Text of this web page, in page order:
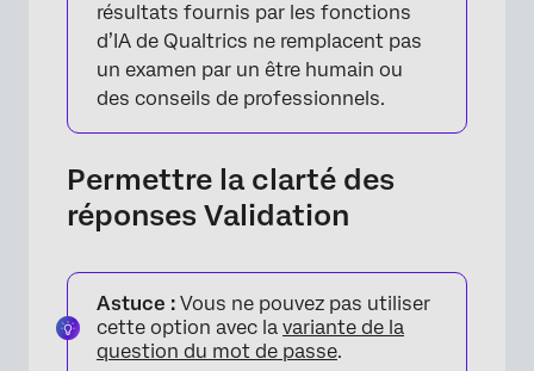
résultats fournis par les fonctions
d’IA de Qualtrics ne remplacent pas
un examen par un être humain ou
des conseils de professionnels.
Permettre la clarté des
réponses Validation
Astuce : Vous ne pouvez pas utiliser
cette option avec la variante de la
question du mot de passe.